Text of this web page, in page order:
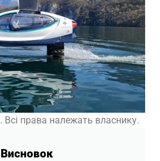
. Всі права належать власнику.
Висновок